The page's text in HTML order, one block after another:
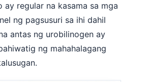
ay regular na kasama sa mga
ng pagsusuri sa ihi dahil
antas ng urobilinogen ay
ng mahahalagang